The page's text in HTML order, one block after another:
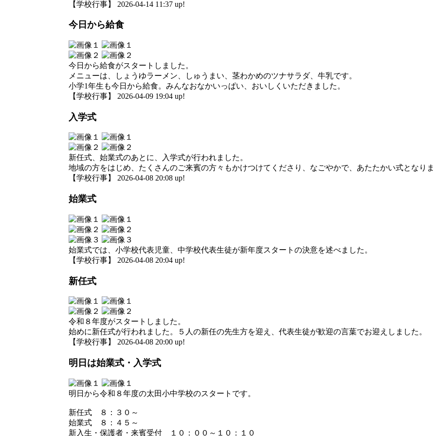
【学校行事】 2026-04-14 11:37 up!
今日から給食
今日から給食がスタートしました。
メニューは、しょうゆラーメン、しゅうまい、茎わかめのツナサラダ、牛乳です。
小学1年生も今日から給食。みんなおなかいっぱい、おいしくいただきました。
【学校行事】 2026-04-09 19:04 up!
入学式
新任式、始業式のあとに、入学式が行われました。
地域の方をはじめ、たくさんのご来賓の方々もかけつけてくださり、なごやかで、あたたかい式となり
【学校行事】 2026-04-08 20:08 up!
始業式
始業式では、小学校代表児童、中学校代表生徒が新年度スタートの決意を述べました。
【学校行事】 2026-04-08 20:04 up!
新任式
令和８年度がスタートしました。
始めに新任式が行われました。５人の新任の先生方を迎え、代表生徒が歓迎の言葉でお迎えしました。
【学校行事】 2026-04-08 20:00 up!
明日は始業式・入学式
明日から令和８年度の太田小中学校のスタートです。
新任式 ８：３０～
始業式 ８：４５～
新入生・保護者・来賓受付 １０：００～１０：１０